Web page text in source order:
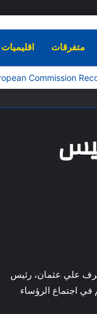
متفرقات اقليميات
علي عثمان، رئيس
اجتماع الرؤساء